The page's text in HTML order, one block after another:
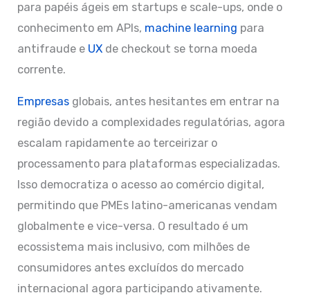
para papéis ágeis em startups e scale-ups, onde o
conhecimento em APIs, machine learning para
antifraude e UX de checkout se torna moeda
corrente.
Empresas globais, antes hesitantes em entrar na
região devido a complexidades regulatórias, agora
escalam rapidamente ao terceirizar o
processamento para plataformas especializadas.
Isso democratiza o acesso ao comércio digital,
permitindo que PMEs latino-americanas vendam
globalmente e vice-versa. O resultado é um
ecossistema mais inclusivo, com milhões de
consumidores antes excluídos do mercado
internacional agora participando ativamente.